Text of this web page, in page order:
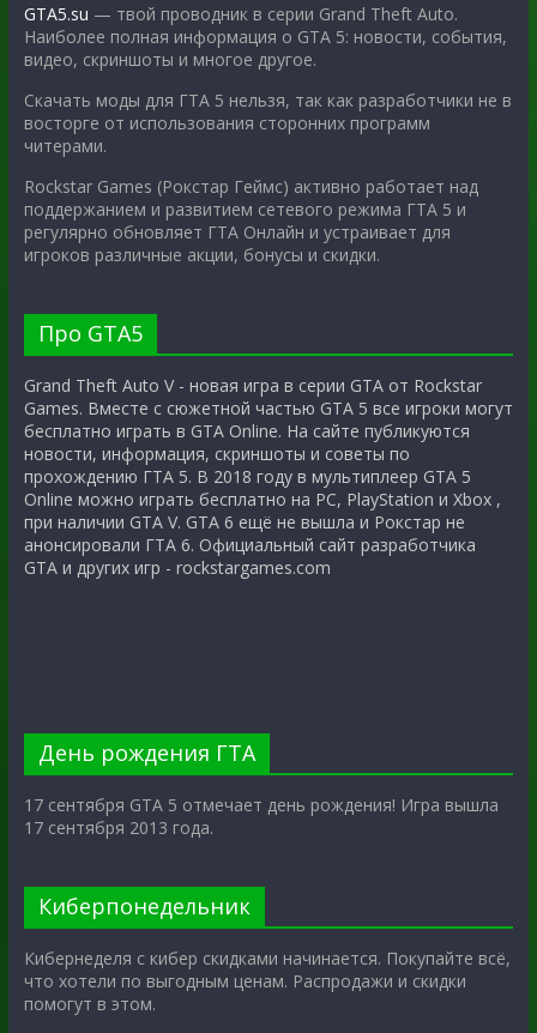
GTA5.su — твой проводник в серии Grand Theft Auto.
Наиболее полная информация о GTA 5: новости, события,
видео, скриншоты и многое другое.
Скачать моды для ГТА 5 нельзя, так как разработчики не в
восторге от использования сторонних программ
читерами.
Rockstar Games (Рокстар Геймс) активно работает над
поддержанием и развитием сетевого режима ГТА 5 и
регулярно обновляет ГТА Онлайн и устраивает для
игроков различные акции, бонусы и скидки.
Про GTA5
Grand Theft Auto V - новая игра в серии GTA от Rockstar
Games. Вместе с сюжетной частью GTA 5 все игроки могут
бесплатно играть в GTA Online. На сайте публикуются
новости, информация, скриншоты и советы по
прохождению ГТА 5. В 2018 году в мультиплеер GTA 5
Online можно играть бесплатно на PC, PlayStation и Xbox ,
при наличии GTA V. GTA 6 ещё не вышла и Рокстар не
анонсировали ГТА 6. Официальный сайт разработчика
GTA и других игр - rockstargames.com
День рождения ГТА
17 сентября GTA 5 отмечает день рождения! Игра вышла
17 сентября 2013 года.
Киберпонедельник
Кибернеделя с кибер скидками начинается. Покупайте всё,
что хотели по выгодным ценам. Распродажи и скидки
помогут в этом.